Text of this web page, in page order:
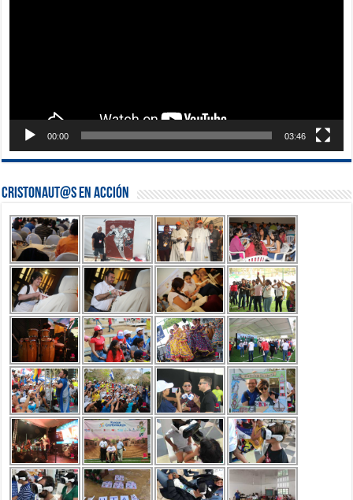
00:00 03:46
Cristonaut@s en Acción